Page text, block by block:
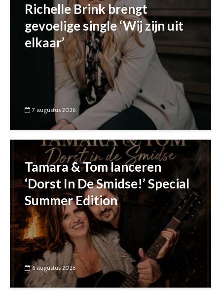
Richelle Brink brengt
gevoelige single ‘Wij zijn uit
elkaar’
7 augustus 2026
Tamara & Tom lanceren
‘Dorst In De Smidse!’ Special
Summer Edition
6 augustus 2026